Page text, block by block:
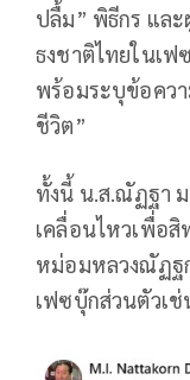
ปลื้ม” พิธีกร และ
ธงชาติไทยในเฟ
พร้อมระบุข้อคว
ชีวิต”
ทั้งนี้ น.ส.ณัฏฐา
เคลื่อนไหวเพื่อ
หม่อมหลวงณัฏฐ
เฟซบุ๊กส่วนตัวเ